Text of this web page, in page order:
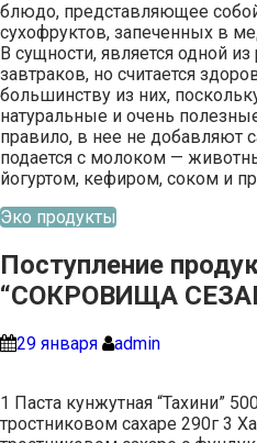
блюдо, представляющее
сухофруктов, запеченных в
В сущности, является одной
завтраков, но считается
большинству из них,
натуральные и очень
правило, в нее не добавляют
подается с молоком —
йогуртом, кефиром, соком и
Эко продукты
Поступление
“СОКРОВИЩА
29 января admin
1 Паста кунжутная “Тахини”
тростниковом сахаре 290г 3